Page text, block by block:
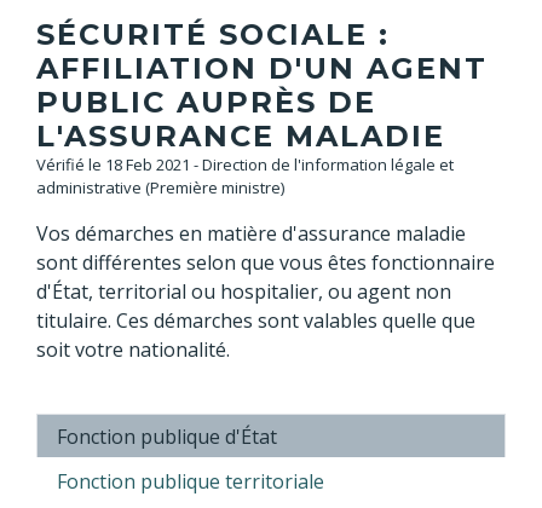
SÉCURITÉ SOCIALE :
AFFILIATION D'UN AGENT
PUBLIC AUPRÈS DE
L'ASSURANCE MALADIE
Vérifié le 18 Feb 2021 - Direction de l'information légale et
administrative (Première ministre)
Vos démarches en matière d'assurance maladie
sont différentes selon que vous êtes fonctionnaire
d'État, territorial ou hospitalier, ou agent non
titulaire. Ces démarches sont valables quelle que
soit votre nationalité.
Fonction publique d'État
Fonction publique territoriale